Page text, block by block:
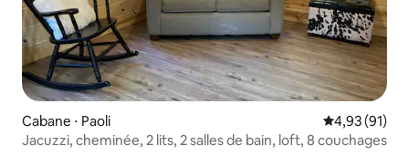
Cabane ⋅ Paoli Évaluation
4,93 (91)
Jacuzzi, cheminée, 2 lits, 2 salles de bain, loft, 8 couchages